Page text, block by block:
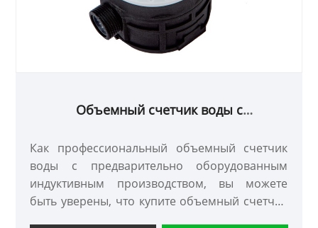
Объемный счетчик воды с
индуктивным датчиком
Как профессиональный объемный счетчик
воды с предварительно оборудованным
индуктивным производством, вы можете
быть уверены, что купите объемный счетчик